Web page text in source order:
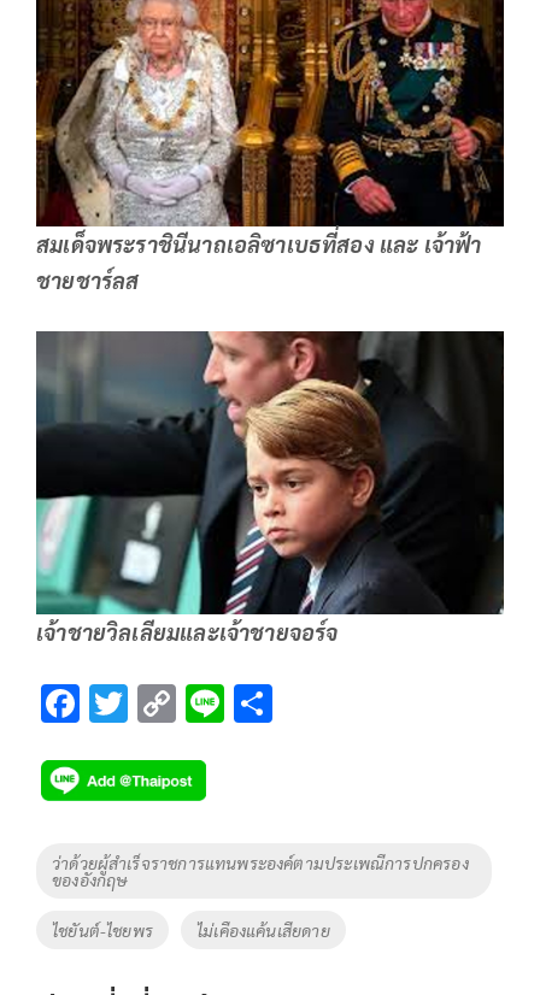
สมเด็จพระราชินีนาถเอลิซาเบธที่สอง และ เจ้าฟ้า
ชายชาร์ลส
เจ้าชายวิลเลียมและเจ้าชายจอร์จ
F
e
b
o
o
k
T
tt
er
C
p
y
Li
Li
Tags
ว่าด้วยผู้สำเร็จราชการแทนพระองค์ตามประเพณีการปกครอง
ของอังกฤษ
ไชยันต์-ไชยพร ไม่เคืองแค้นเสียดาย